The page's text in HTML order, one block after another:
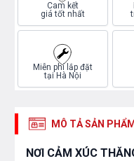
Cam kết
giá tốt nhất
Miễn phí lắp đặt
tại Hà Nội
MÔ TẢ SẢN PHẨM
NƠI CẢM XÚC